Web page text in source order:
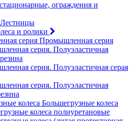
ограждения и
Лестницы
и ролики
Промышленная серия
серия. Полуэластичная
серия. Полуэластичная серая
серия. Полуэластичная
Большегрузные колеса
колеса полиуретановые